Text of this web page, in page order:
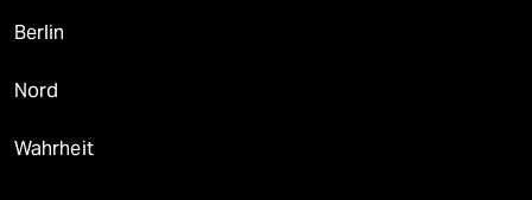
Berlin
Nord
Wahrheit